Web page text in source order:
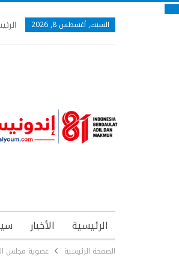
السبت, أغسطس 8, 2026
الرئيسية الأخبار
الصفحة الرئيسية عضوية مجلس